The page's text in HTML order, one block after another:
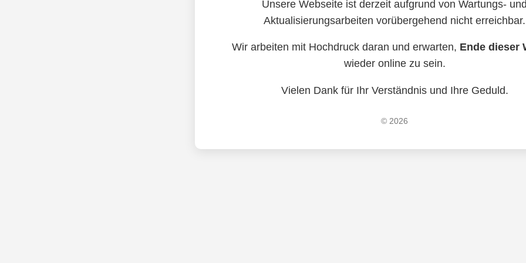
Unsere Webseite ist derzeit aufgrund von Wartungs- und
Aktualisierungsarbeiten vorübergehend nicht erreichbar.
Wir arbeiten mit Hochdruck daran und erwarten, Ende dieser
wieder online zu sein.
Vielen Dank für Ihr Verständnis und Ihre Geduld.
© 2026